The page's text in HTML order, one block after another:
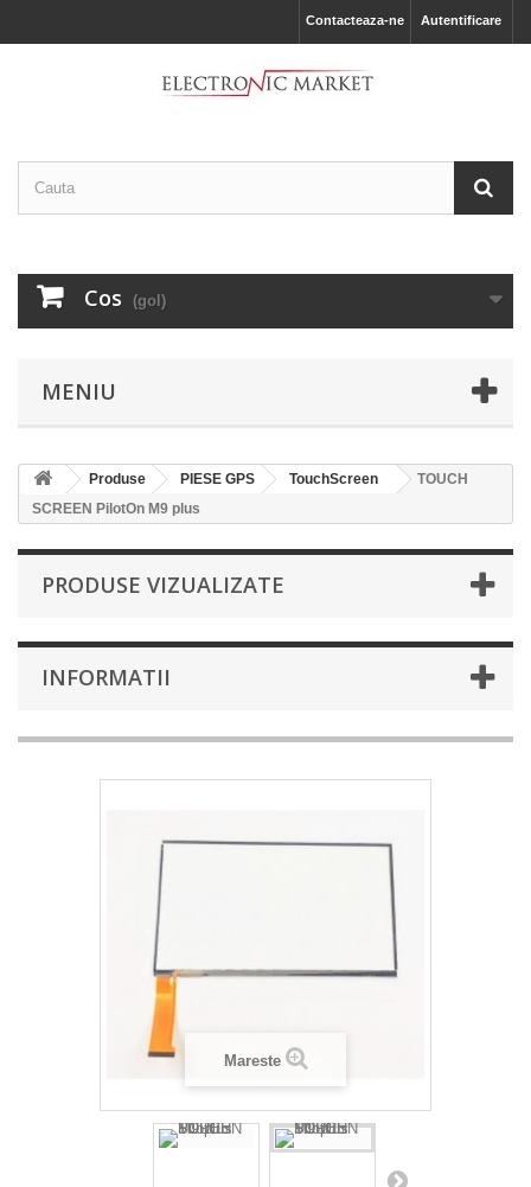
Autentificare
Contacteaza-ne
Cos (gol)
MENIU
Produse PIESE GPS TouchScreen
TOUCH
SCREEN PilotOn M9 plus
PRODUSE VIZUALIZATE
INFORMATII
Mareste